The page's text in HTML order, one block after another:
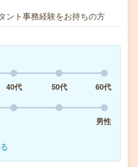
ント事務経験をお持ちの方
40代 50代
60代
男性